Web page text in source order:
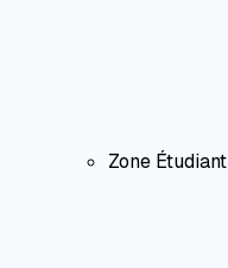
Zone Étudiant